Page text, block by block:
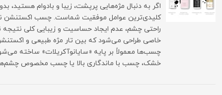
اگر به دنبال مژه‌هایی پرپشت، زیبا و بادوام
کلیدی‌ترین عوامل موفقیت شماست. چسب اکستنشن
راحتی چشم، عدم ایجاد حساسیت و زیبایی کلی
خاصی طراحی می‌شود که بین تار مژه طبیعی و
چسب‌ها معمولاً بر پایه «سایانوآکریلات» ساخته
خشک، چسب با ماندگاری بالا یا چسب مخصوص